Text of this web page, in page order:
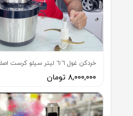
خردكن غول ٦/٦ ليتر سيلو كرست اصلي
۸,۰۰۰,۰۰۰ تومان